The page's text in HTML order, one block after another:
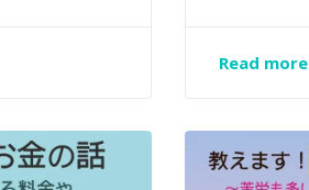
Read more